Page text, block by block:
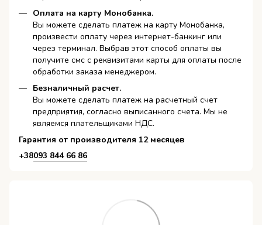
Оплата на карту Монобанка.
Вы можете сделать платеж на карту Монобанка,
произвести оплату через интернет-банкинг или
через терминал. Выбрав этот способ оплаты вы
получите смс с реквизитами карты для оплаты после
обработки заказа менеджером.
Безналичный расчет.
Вы можете сделать платеж на расчетный счет
предприятия, согласно выписанного счета. Мы не
являемся плательщиками НДС.
Гарантия от производителя 12 месяцев
+38093 844 66 86